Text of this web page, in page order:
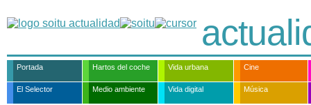
Portada Hartos del coche Vida urbana Cine
El Selector Medio ambiente Vida digital Música